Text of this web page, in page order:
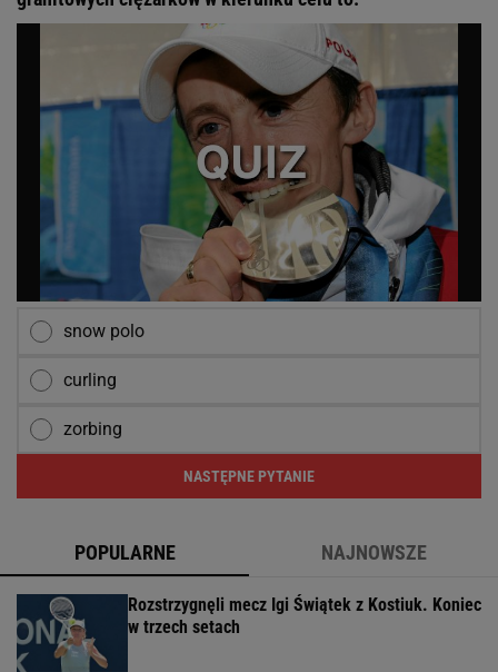
snow polo
curling
zorbing
NASTĘPNE PYTANIE
POPULARNE NAJNOWSZE
Rozstrzygnęli mecz Igi Świątek z Kostiuk. Koniec
w trzech setach